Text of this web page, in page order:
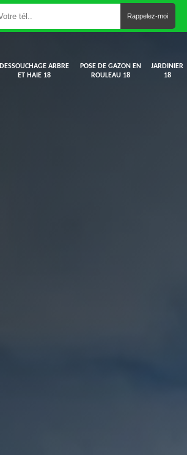
DESSOUCHAGE ARBRE
ET HAIE 18
POSE DE GAZON EN
ROULEAU 18
JARDINIER
18